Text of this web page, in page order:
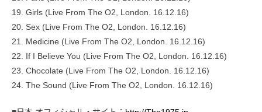
19. Girls (Live From The O2, London. 16.12.16)
20. Sex (Live From The O2, London. 16.12.16)
21. Medicine (Live From The O2, London. 16.12.16)
22. If I Believe You (Live From The O2, London. 16.12.16)
23. Chocolate (Live From The O2, London. 16.12.16)
24. The Sound (Live From The O2, London. 16.12.16)